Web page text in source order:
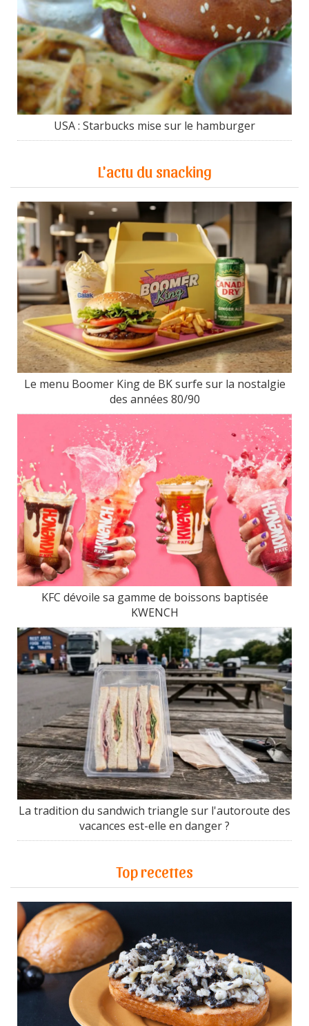
USA : Starbucks mise sur le hamburger
L'actu du snacking
Le menu Boomer King de BK surfe sur la nostalgie
des années 80/90
KFC dévoile sa gamme de boissons baptisée
KWENCH
La tradition du sandwich triangle sur l'autoroute des
vacances est-elle en danger ?
Top recettes